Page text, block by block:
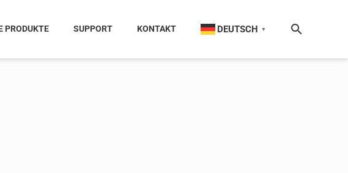
PRODUKTE SUPPORT KONTAKT DEUTSCH ▼